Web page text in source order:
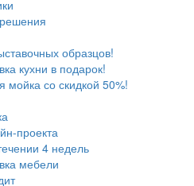
образцов!
кухни в подарок!
мойка со скидкой 50%!
проекта
4 недель
мебели